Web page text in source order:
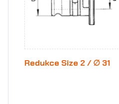
Redukce Size 2 / ∅ 31